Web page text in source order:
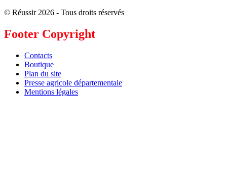
© Réussir 2026 - Tous droits réservés
Footer Copyright
Contacts
Boutique
Plan du site
Presse agricole départementale
Mentions légales